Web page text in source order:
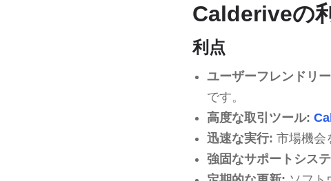
Calderiveの
利点
ユーザーフレンドリ
です。
高度な取引ツール:
迅速な実行: 市場機会
強固なサポートシス